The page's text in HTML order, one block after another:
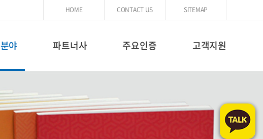
HOME CONTACT US SITEMAP
야 파트너사 주요인증 고객지원